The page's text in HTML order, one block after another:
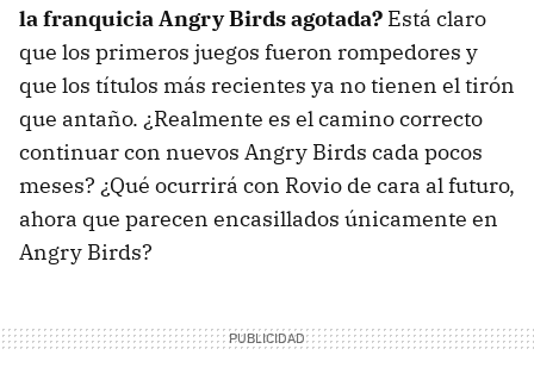
la franquicia Angry Birds agotada? Está claro
que los primeros juegos fueron rompedores y
que los títulos más recientes ya no tienen el tirón
que antaño. ¿Realmente es el camino correcto
continuar con nuevos Angry Birds cada pocos
meses? ¿Qué ocurrirá con Rovio de cara al futuro,
ahora que parecen encasillados únicamente en
Angry Birds?